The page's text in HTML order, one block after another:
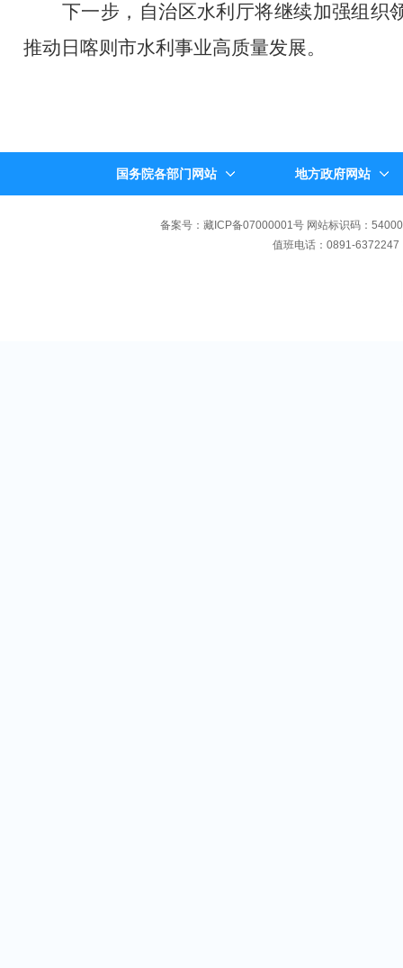
下一步，自治区水利厅将继续加强组织
推动日喀则市水利事业高质量发展。
国务院各部门网站 地方政府网站
备案号：藏ICP备07000001号 网站标识码：
值班电话：0891-6372247